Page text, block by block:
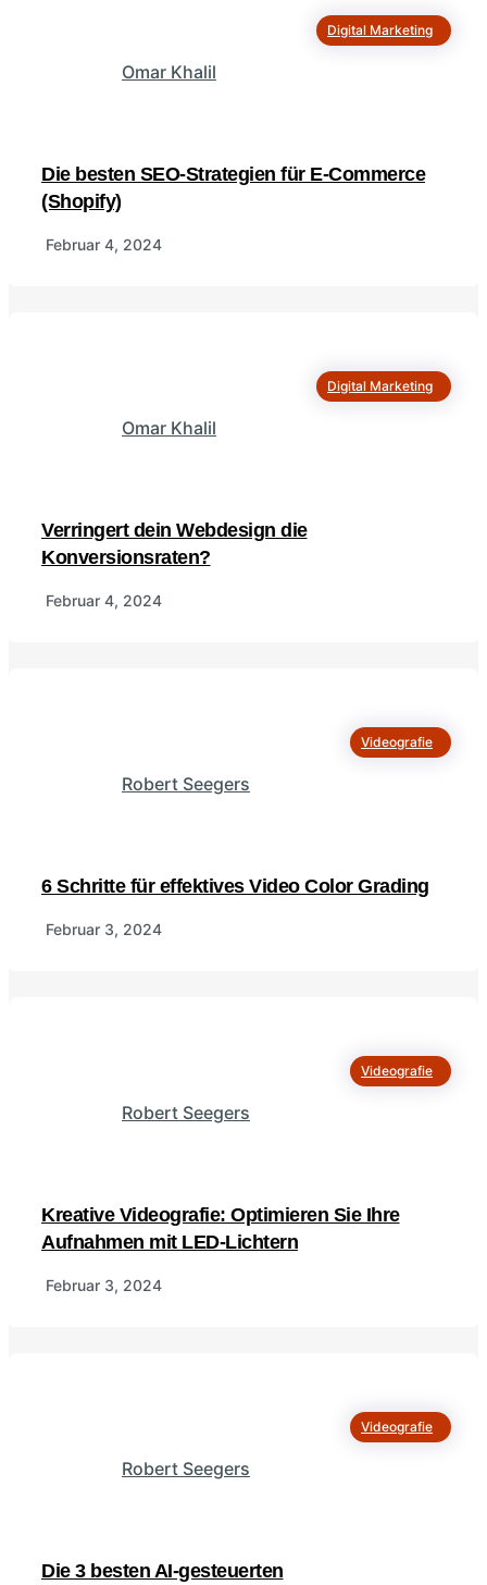
Die besten SEO-Strategien für E-Commerce
(Shopify)
Februar 4, 2024
Omar Khalil
Digital Marketing
Verringert dein Webdesign die
Konversionsraten?
Februar 4, 2024
Omar Khalil
Digital Marketing
6 Schritte für effektives Video Color Grading
Februar 3, 2024
Robert Seegers
Videografie
Kreative Videografie: Optimieren Sie Ihre
Aufnahmen mit LED-Lichtern
Februar 3, 2024
Robert Seegers
Videografie
Die 3 besten AI-gesteuerten
Robert Seegers
Videografie